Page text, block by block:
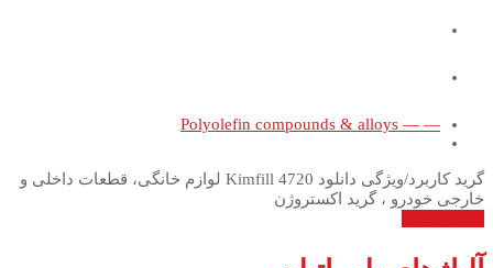
— — Polyolefin compounds & alloys
گرید کاربرد/ویژگی دانلود Kimfill 4720 لوازم خانگی، قطعات داخلی و
خارجی خودرو ، گرید اکستروژن